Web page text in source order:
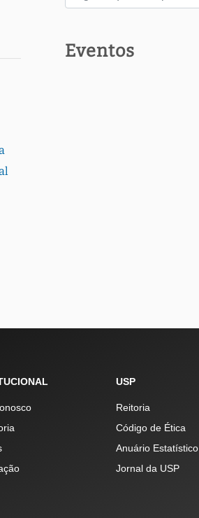
Eventos
USP
Reitoria
Código de Ética
Anuário Estatístico
Jornal da USP